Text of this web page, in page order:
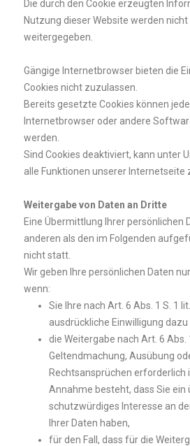
Die durch den Cookie erzeugten
Nutzung dieser Website werden nicht
weitergegeben.
Gängige Internetbrowser bieten die
Cookies nicht zuzulassen.
Bereits gesetzte Cookies können
Internetbrowser oder andere
werden.
Sind Cookies deaktiviert, kann unter
alle Funktionen unserer Internetseite
Weitergabe von Daten an Dritte
Eine Übermittlung Ihrer persönlichen
anderen als den im Folgenden
nicht statt.
Wir geben Ihre persönlichen Daten
wenn:
Sie Ihre nach Art. 6 Abs. 1 S. 1
ausdrückliche Einwilligung
die Weitergabe nach Art. 6 Abs.
Geltendmachung, Ausübung
Rechtsansprüchen erforderlich
Annahme besteht, dass Sie ein
schutzwürdiges Interesse an
Ihrer Daten haben,
für den Fall, dass für die